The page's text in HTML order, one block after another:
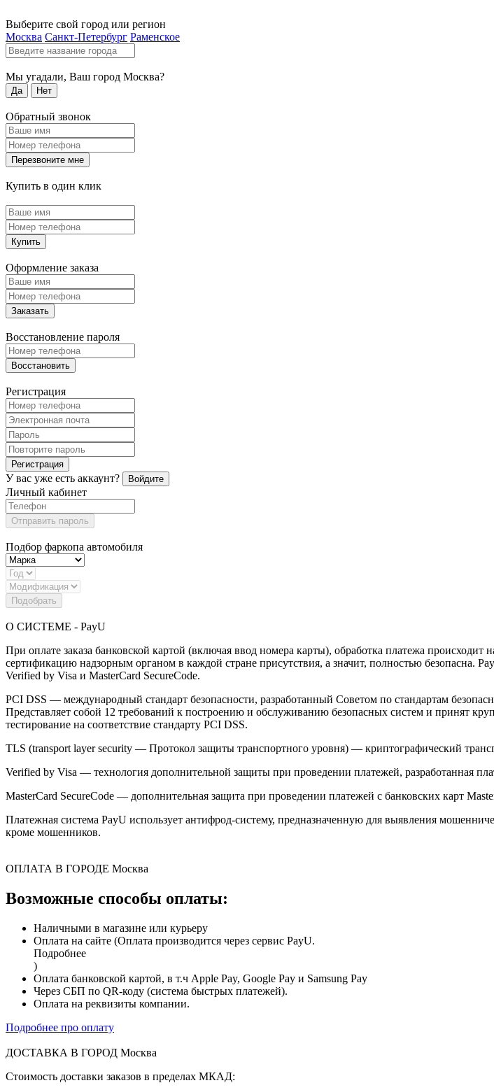
Выберите свой город или регион
Москва Санкт-Петербург Раменское
Мы угадали, Ваш город Москва?
Да Нет
Обратный звонок
Перезвоните мне
Купить в один клик
Купить
Оформление заказа
Заказать
Восстановление пароля
Восстановить
Регистрация
Регистрация
У вас уже есть аккаунт? Войдите
Личный кабинет
Отправить пароль
Подбор фаркопа автомобиля
Подобрать
О СИСТЕМЕ - PayU
При оплате заказа банковской картой (включая ввод номера карты), обработка платежа
сертификацию надзорным органом в каждой стране присутствия, а значит, полностью безопасна.
Verified by Visa и MasterCard SecureCode.
PCI DSS — международный стандарт безопасности, разработанный Советом по стандартам
Представляет собой 12 требований к построению и обслуживанию безопасных систем и принят
тестирование на соответствие стандарту PCI DSS.
TLS (transport layer security — Протокол защиты транспортного уровня) — криптографический
Verified by Visa — технология дополнительной защиты при проведении платежей, разработанная
MasterCard SecureCode — дополнительная защита при проведении платежей с банковских карт
Платежная система PayU использует антифрод-систему, предназначенную для выявления
кроме мошенников.
ОПЛАТА В ГОРОДЕ Москва
Возможные способы оплаты:
Наличными в магазине или курьеру
Оплата на сайте (Оплата производится через сервис PayU.
Подробнее
)
Оплата банковской картой, в т.ч Apple Pay, Google Pay и Samsung Pay
Через СБП по QR-коду (система быстрых платежей).
Оплата на реквизиты компании.
Подробнее про оплату
ДОСТАВКА В ГОРОД Москва
Стоимость доставки заказов в пределах МКАД: